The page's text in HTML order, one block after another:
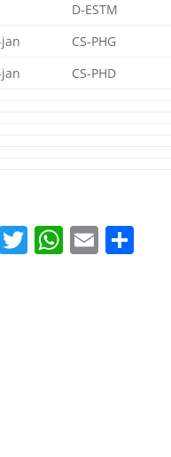
D-ESTM
CS-PHG
CS-PHD
Facebook
TwitterEmail